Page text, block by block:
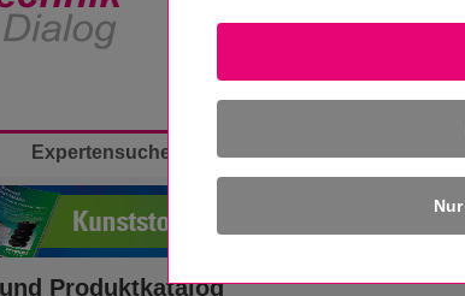
Expertensuche App-Bibliothek
Produktkatalog